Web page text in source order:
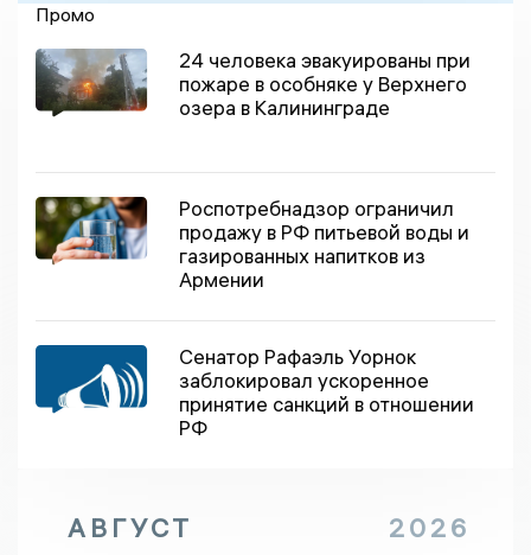
Промо
24 человека эвакуированы при
пожаре в особняке у Верхнего
озера в Калининграде
Роспотребнадзор ограничил
продажу в РФ питьевой воды и
газированных напитков из
Армении
Сенатор Рафаэль Уорнок
заблокировал ускоренное
принятие санкций в отношении
РФ
АВГУСТ 2026